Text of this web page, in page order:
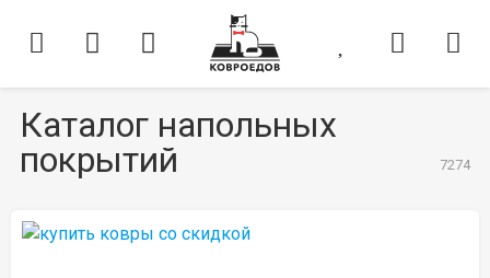
Каталог напольных
покрытий
7274